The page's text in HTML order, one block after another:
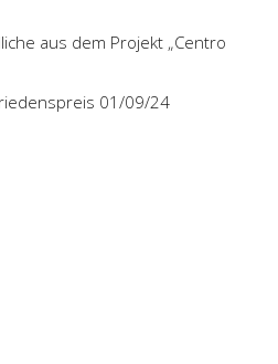
aus dem Projekt „Centro
01/09/24